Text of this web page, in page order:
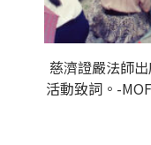
慈濟證嚴法師
活動致詞。-